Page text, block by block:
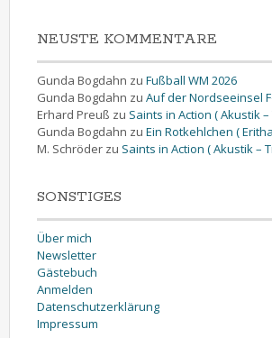
NEUSTE KOMMENTARE
Gunda Bogdahn zu Fußball WM 2026
Gunda Bogdahn zu Auf der Nordseeinsel
Erhard Preuß zu Saints in Action ( Akustik –
Gunda Bogdahn zu Ein Rotkehlchen (
M. Schröder zu Saints in Action ( Akustik –
SONSTIGES
Über mich
Newsletter
Gästebuch
Anmelden
Datenschutzerklärung
Impressum